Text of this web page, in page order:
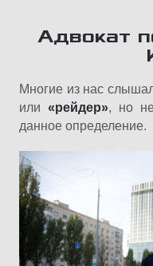
Адвокат
Многие из нас
или«рейдер», но
данное определение.